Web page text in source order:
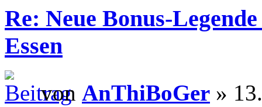
Re: Neue Bonus-
Essen
von AnThiBoGer »